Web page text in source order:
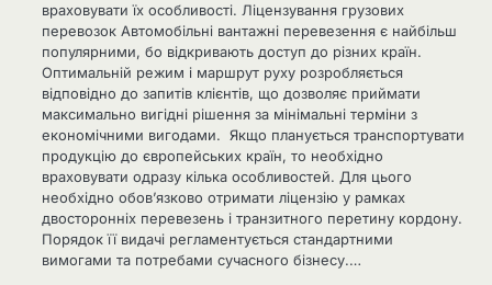
враховувати їх особливості. Ліцензування грузових
перевозок Автомобільні вантажні перевезення є найбільш
популярними, бо відкривають доступ до різних країн.
Оптимальній режим і маршрут руху розробляється
відповідно до запитів клієнтів, що дозволяє приймати
максимально вигідні рішення за мінімальні терміни з
економічними вигодами. Якщо планується транспортувати
продукцію до європейських країн, то необхідно
враховувати одразу кілька особливостей. Для цього
необхідно обов’язково отримати ліцензію у рамках
двосторонніх перевезень і транзитного перетину кордону.
Порядок її видачі регламентується стандартними
вимогами та потребами сучасного бізнесу.…